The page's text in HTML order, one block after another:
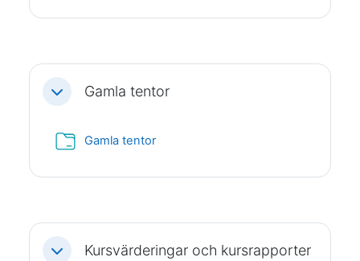
Fäll ihopGamla tentor
Gamla tentorMapp
Fäll ihopKursvärderingar och kursrapporter